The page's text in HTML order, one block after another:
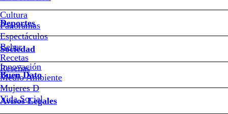
Cultura
Panoramas
Espectáculos
Beber
Recetas
Reseñas
Deportes
Sociedad
Innovación
Medio Ambiente
Mujeres D
Vida Social
Buen Dato
Avisos Legales
Luz
verde
a
Notas relacionadas